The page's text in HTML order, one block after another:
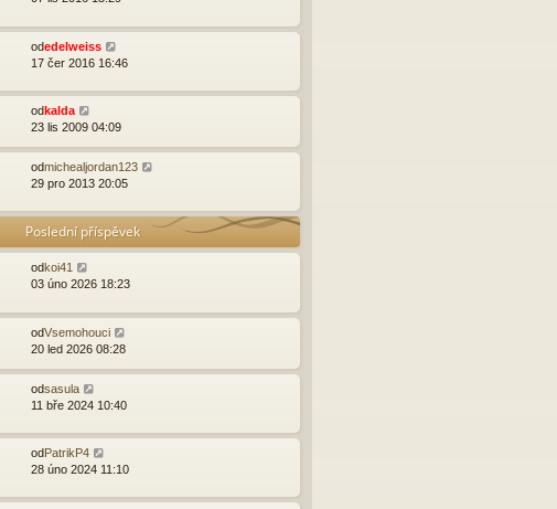
odedelweiss
17 čer 2016 16:46
odkalda
23 lis 2009 04:09
odmichealjordan123
29 pro 2013 20:05
Poslední příspěvek
odkoi41
03 úno 2026 18:23
odVsemohouci
20 led 2026 08:28
odsasula
11 bře 2024 10:40
odPatrikP4
28 úno 2024 11:10